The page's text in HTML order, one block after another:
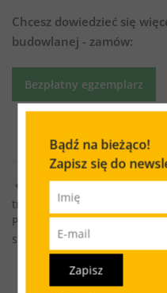
Bądź na bieżąco!
Zapisz się do
Zapisz
Chcesz dowiedzieć się
budowlanej - zamów:
Bezpłatny egzemplarz
Ponad 132 mln zł
trójmiejskich portach
Polskie firmy chcą
szkolić z bhp?